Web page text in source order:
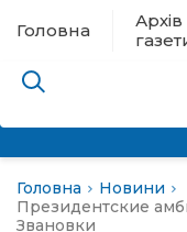
Головна
Архів
Головна
Новини
Президентские
Звановки